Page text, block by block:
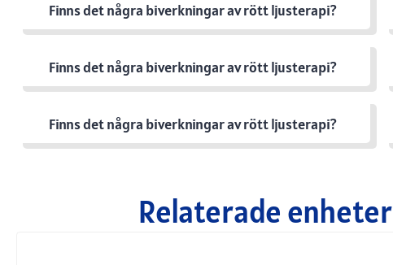
Finns det några biverkningar av rött ljusterapi?
Finns det några biverkningar av rött ljusterapi?
Finns det några biverkningar av rött ljusterapi?
Relaterade